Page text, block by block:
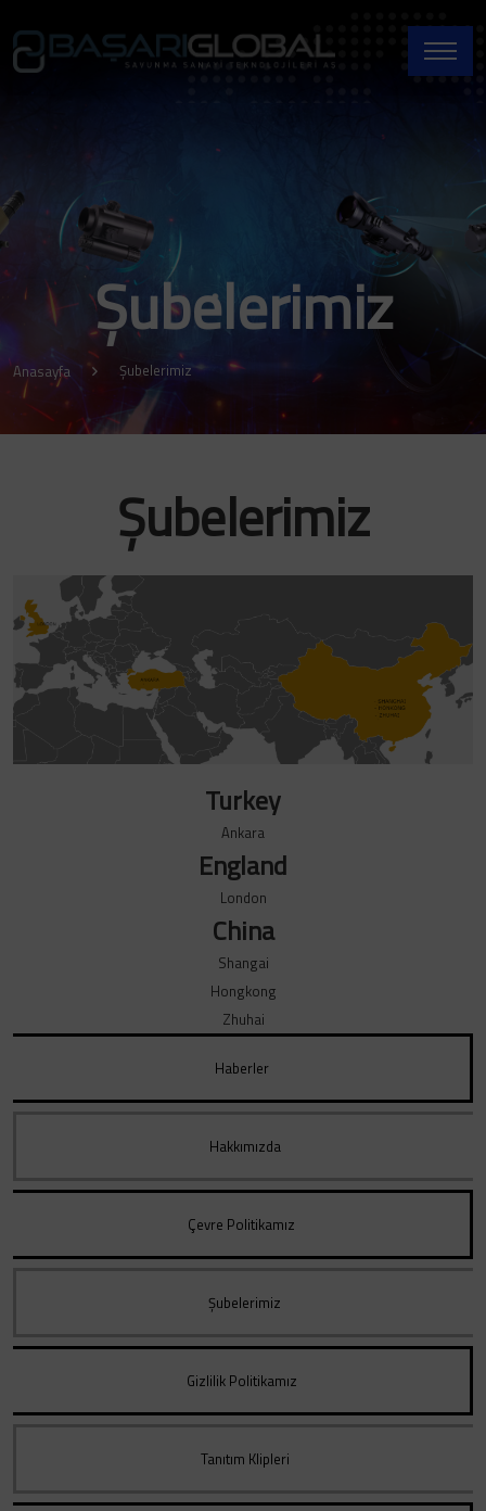
Şubelerimiz
Anasayfa Şubelerimiz
Şubelerimiz
Turkey
Ankara
England
London
China
Shangai
Hongkong
Zhuhai
Haberler
Hakkımızda
Çevre Politikamız
Şubelerimiz
Gizlilik Politikamız
Tanıtım Klipleri